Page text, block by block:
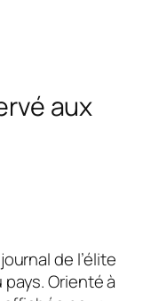
aux
de l’élite
Orienté à